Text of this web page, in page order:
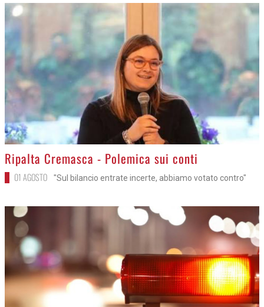
>
Ripalta Cremasca - Polemica sui conti
01 AGOSTO "Sul bilancio entrate incerte, abbiamo votato contro"